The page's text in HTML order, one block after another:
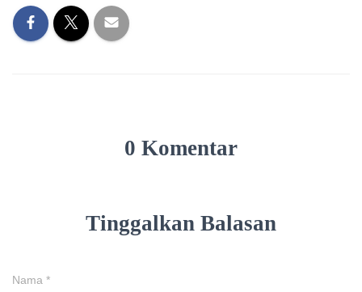
0 Komentar
Tinggalkan Balasan
Nama *